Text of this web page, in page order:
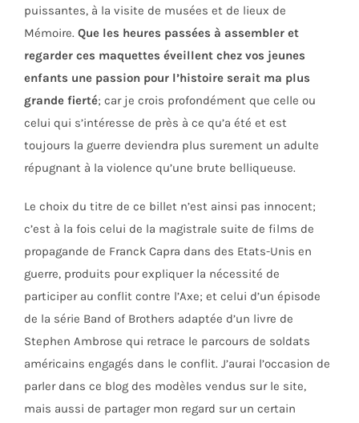
puissantes, à la visite de musées et de lieux de
Mémoire. Que les heures passées à assembler et
regarder ces maquettes éveillent chez vos jeunes
enfants une passion pour l’histoire serait ma plus
grande fierté; car je crois profondément que celle ou
celui qui s’intéresse de près à ce qu’a été et est
toujours la guerre deviendra plus surement un adulte
répugnant à la violence qu’une brute belliqueuse.
Le choix du titre de ce billet n’est ainsi pas innocent;
c’est à la fois celui de la magistrale suite de films de
propagande de Franck Capra dans des Etats-Unis en
guerre, produits pour expliquer la nécessité de
participer au conflit contre l’Axe; et celui d’un épisode
de la série Band of Brothers adaptée d’un livre de
Stephen Ambrose qui retrace le parcours de soldats
américains engagés dans le conflit. J’aurai l’occasion de
parler dans ce blog des modèles vendus sur le site,
mais aussi de partager mon regard sur un certain